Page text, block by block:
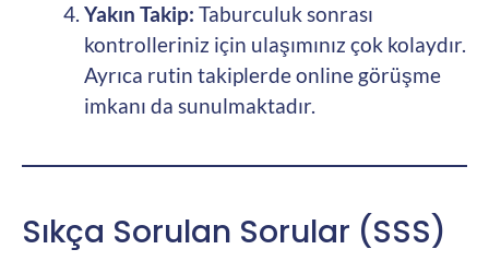
Yakın Takip: Taburculuk sonrası
kontrolleriniz için ulaşımınız çok kolaydır.
Ayrıca rutin takiplerde online görüşme
imkanı da sunulmaktadır.
Sıkça Sorulan Sorular (SSS)